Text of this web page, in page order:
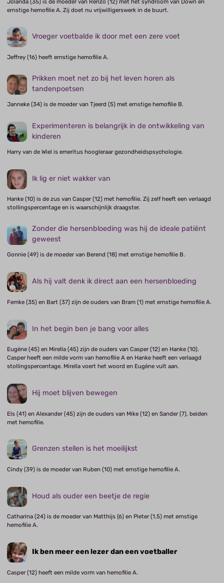
ernstige hemofilie A. Zij doet nu vrijwilligerswerk in de buurt.
Vroeger voetbalde ik door met een zere voet
Jeffrey (16) heeft ernstige hemofilie A.
Prikken moet net zo bij het leven horen als
tandenpoetsen
Janneke (34) is de moeder van Tjeerd (5) met ernstige hemofilie B.
Experimenteren is belangrijk in de ontwikkeling van
kinderen
Harry van de Wiel is emeritus hoogleraar gezondheidspsychologie.
Ik lig er niet wakker van
Hanke (10) is de zus van Casper (12) met hemofilie. Zij zelf heeft een verlaagd
stollingspercentage en is waarschijnlijk draagster.
Zonder die hersenbloeding was hij de ideale patiënt
geweest
Gonnie (49) is de moeder van Berend (18) met ernstige hemofilie B.
Als hij valt denk ik direct aan een hersenbloeding
Femke (35) en Bart (37) zijn de ouders van Bram (1) met ernstige hemofilie A.
In het begin ben je bang voor alles
Eugène (45) en Mirella (45) zijn de ouders van Casper (12) en Hanke (10).
Casper heeft een milde vorm van hemofilie A en Hanke heeft een verlaagd
stollingspercentage. Mirella voert het woord en Eugène vult aan.
Hij moet blijven bewegen
Els (41) en Alexander (45) zijn de ouders van Mike (12) en Sander (7), beiden
met hemofilie.
Grenzen stellen is het moeilijkst
Cindy (39) is de moeder van Ruben (10) met ernstige hemofilie A.
Houd als ouder een beetje de regie
Catharina (24) is de moeder van Matthijs (6) en Pieter (1,5) met ernstige
hemofilie A.
Ik ben meer een lezer dan een voetballer
Casper (12) heeft een milde vorm van hemofilie A.